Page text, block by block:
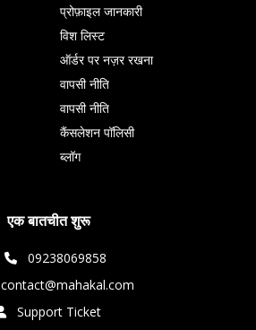
प्रोफ़ाइल जानकारी
विश लिस्ट
ऑर्डर पर नज़र रखना
वापसी नीति
वापसी नीति
कैंसलेशन पॉलिसी
ब्लॉग
एक बातचीत शुरू
09238069858
contact@mahakal.com
Support Ticket